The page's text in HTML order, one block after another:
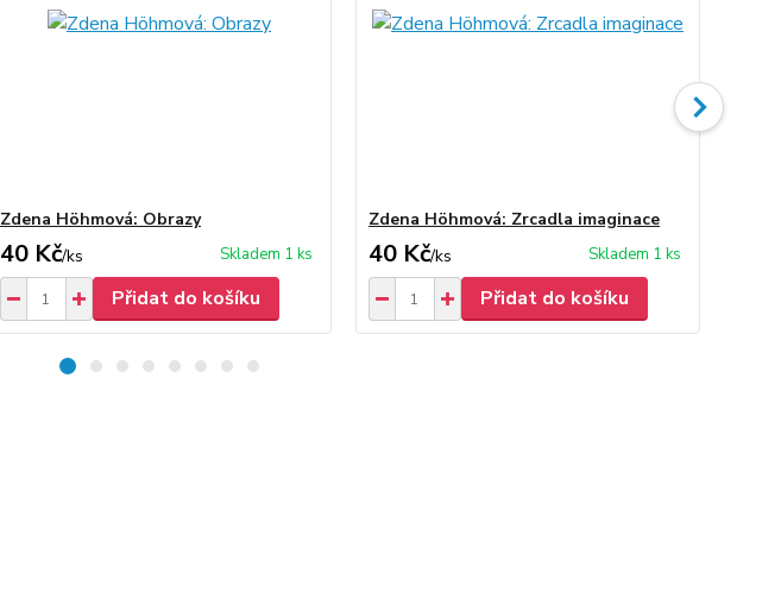
Zdena Höhmová: Obrazy
40 Kč/ks Skladem 1 ks
Přidat do košíku
Zdena Höhmová: Zrcadla imaginace
40 Kč/ks Skladem 1 ks
Přidat do košíku